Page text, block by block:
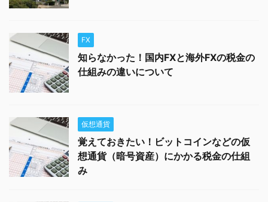
FX
知らなかった！国内FXと海外FXの税金の
仕組みの違いについて
仮想通貨
覚えておきたい！ビットコインなどの仮
想通貨（暗号資産）にかかる税金の仕組
み